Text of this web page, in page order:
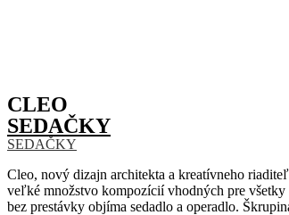
CLEO
SEDAČKY
SEDAČKY
Cleo, nový dizajn architekta a kreatívneho
veľké množstvo kompozícií vhodných pre
bez prestávky objíma sedadlo a operadlo.